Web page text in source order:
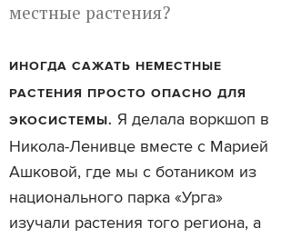
местные растения?
ИНОГДА САЖАТЬ НЕМЕСТНЫЕ
РАСТЕНИЯ ПРОСТО ОПАСНО ДЛЯ
ЭКОСИСТЕМЫ. Я делала воркшоп в
Никола-Ленивце вместе с Марией
Ашковой, где мы с ботаником из
национального парка «Урга»
изучали растения того региона, а